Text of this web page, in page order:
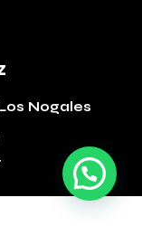
Nogales